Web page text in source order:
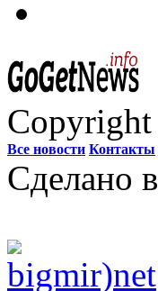
Все новости Контакты
Сделано в